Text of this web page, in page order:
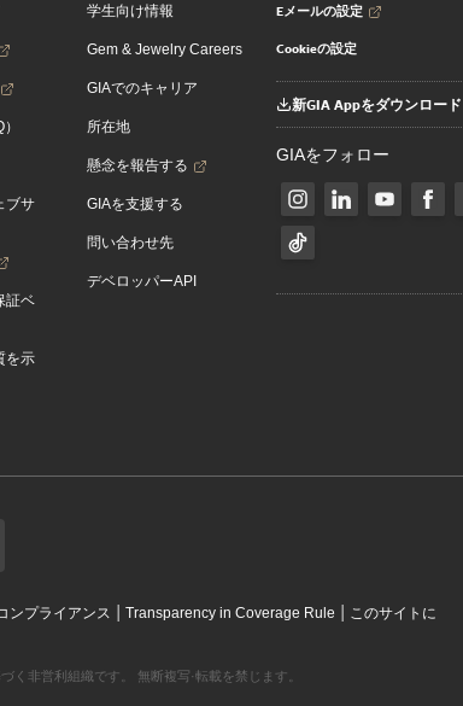
ブサ
証ベ
を示
学生向け情報
Gem & Jewelry Careers
GIAでのキャリア
所在地
懸念を報告する
GIAを支援する
問い合わせ先
デベロッパーAPI
Eメールの設定
Cookieの設定
新GIA Appをダウンロード
GIAをフォロー
ンプライアンス | Transparency in Coverage Rule | このサイトに
非営利組織です。 無断複写·転載を禁じます。